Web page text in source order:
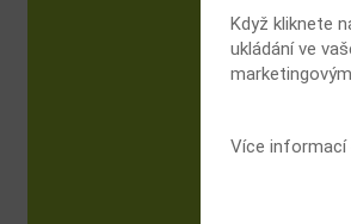
Když kliknete
ukládání ve
Více informací